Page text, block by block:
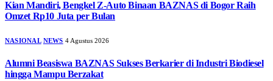
Kian Mandiri, Bengkel Z-Auto Binaan BAZNAS di Bogor Raih
Omzet Rp10 Juta per Bulan
NASIONAL NEWS 4 Agustus 2026
Alumni Beasiswa BAZNAS Sukses Berkarier di Industri Biodiesel
hingga Mampu Berzakat